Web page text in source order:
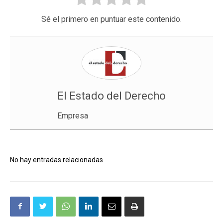
Sé el primero en puntuar este contenido.
El Estado del Derecho
Empresa
No hay entradas relacionadas